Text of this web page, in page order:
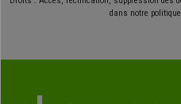
dans notre